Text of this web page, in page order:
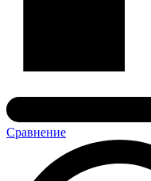
Сравнение